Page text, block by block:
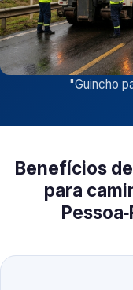
"Guincho
Benefícios
para